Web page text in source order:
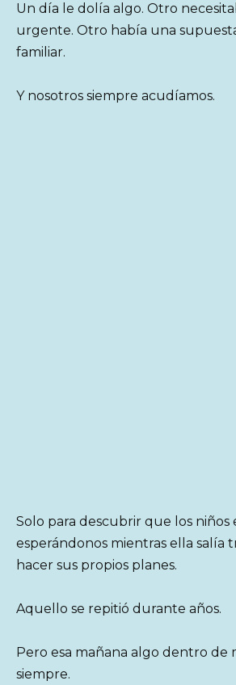
Un día le dolía algo. Otro
urgente. Otro había una
familiar.
Y nosotros siempre acudíamos.
Solo para descubrir que los niños
esperándonos mientras ella salía
hacer sus propios planes.
Aquello se repitió durante años.
Pero esa mañana algo dentro de
siempre.